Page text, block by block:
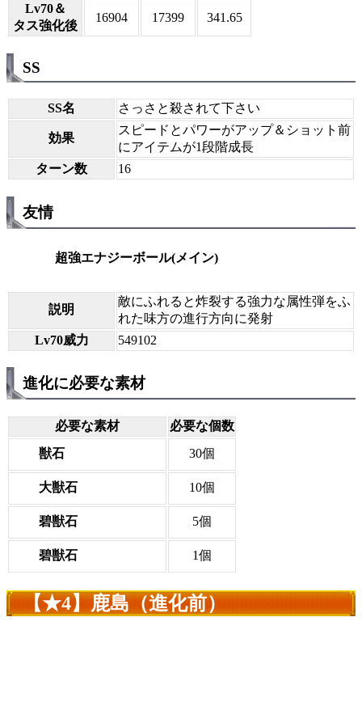
Lv70＆
タス強化後
16904 17399 341.65
SS
SS名 さっさと殺されて下さい
効果
スピードとパワーがアップ＆ショット前
にアイテムが1段階成長
ターン数
16
友情
超強エナジーボール(メイン)
説明
敵にふれると炸裂する強力な属性弾をふ
れた味方の進行方向に発射
Lv70威力
549102
進化に必要な素材
必要な素材
必要な個数
獣石
30個
大獣石 10個
碧獣石 5個
碧獣石 1個
【★4】鹿島（進化前）